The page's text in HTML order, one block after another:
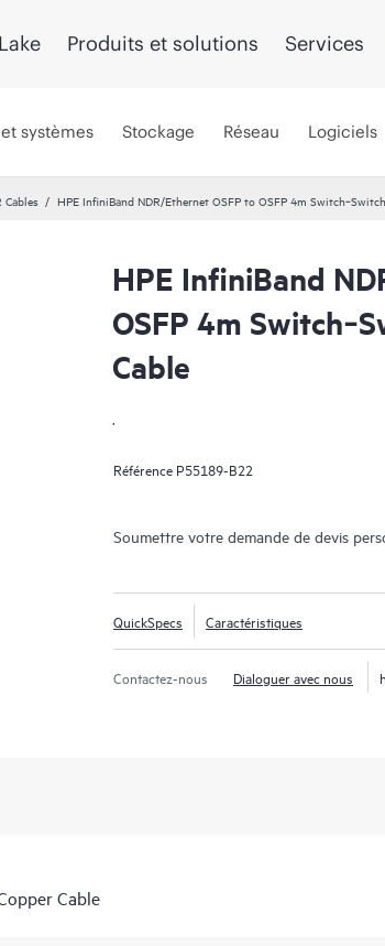
Produits et solutions Services
systèmes Stockage Réseau Logiciels
Cables HPE InfiniBand NDR/Ethernet OSFP to OSFP 4m
HPE InfiniBand
OSFP 4m
Cable
.
Référence P55189-B22
Soumettre votre demande de devis
QuickSpecs Caractéristiques
Contactez-nous Dialoguer avec nous
Cable